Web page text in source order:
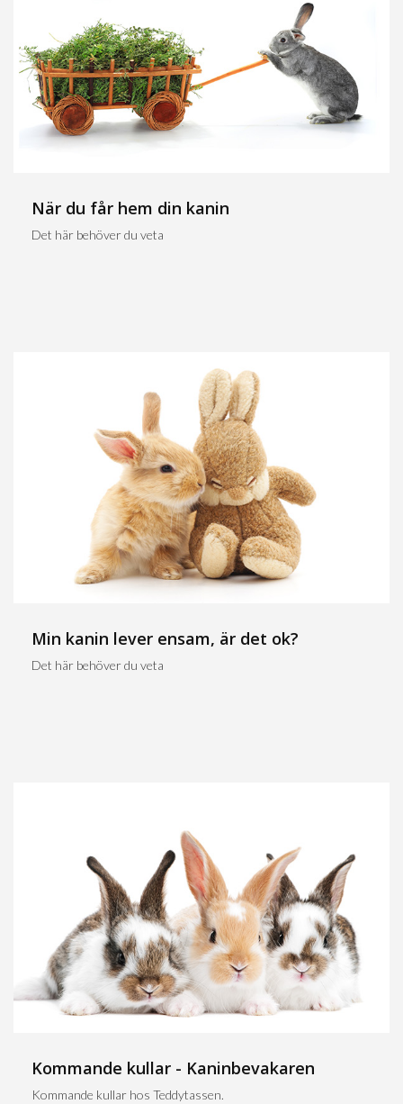
När du får hem din kanin
Det här behöver du veta
Min kanin lever ensam, är det ok?
Det här behöver du veta
Kommande kullar - Kaninbevakaren
Kommande kullar hos Teddytassen.